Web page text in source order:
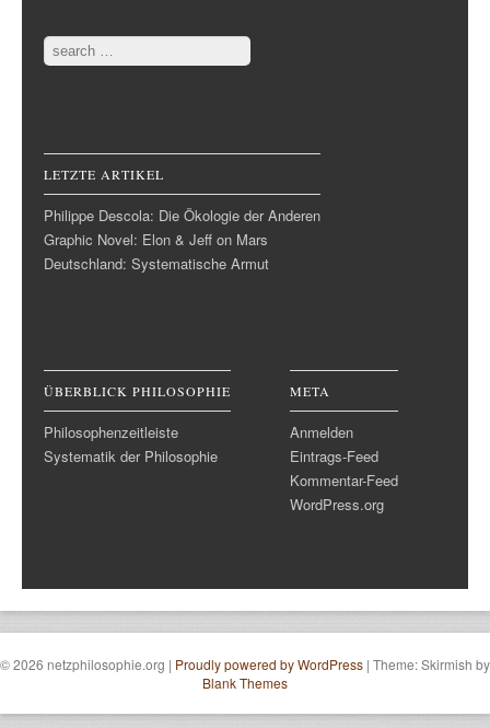
Search
LETZTE ARTIKEL
Philippe Descola: Die Ökologie der Anderen
Graphic Novel: Elon & Jeff on Mars
Deutschland: Systematische Armut
ÜBERBLICK PHILOSOPHIE
Philosophenzeitleiste
Systematik der Philosophie
META
Anmelden
Eintrags-Feed
Kommentar-Feed
WordPress.org
© 2026 netzphilosophie.org | Proudly powered by WordPress | Theme: Skirmish by
Blank Themes